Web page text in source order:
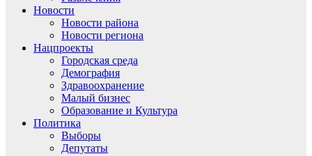
Новости
Новости района
Новости региона
Нацпроекты
Городская среда
Демография
Здравоохранение
Малый бизнес
Образование и Культура
Политика
Выборы
Депутаты